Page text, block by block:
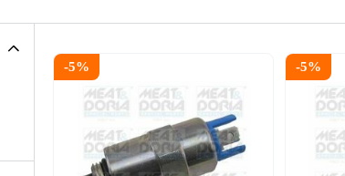
LAND ROVER
MITSUBISHI NISSAN
RAVON RENAULT
-5% -5%